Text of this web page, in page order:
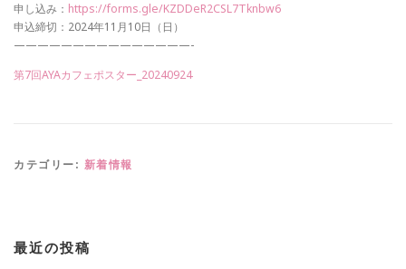
申し込み： https://forms.gle/KZDDeR2CSL7Tknbw6
申込締切： 2024年11月10日（日）
———————————————-
第7回AYAカフェポスター_20240924
カテゴリー: 新着情報
最近の投稿